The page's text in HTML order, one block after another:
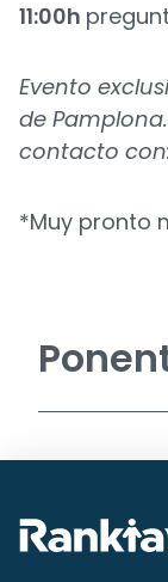
11:00h
Evento
de
contacto
*Muy pronto